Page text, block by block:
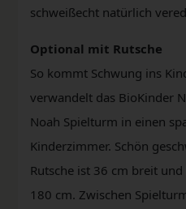
schweißecht natürlich
Optional mit Rutsche
So kommt Schwung ins
verwandelt das BioKinder
Noah Spielturm in einen
Kinderzimmer. Schön
Rutsche ist 36 cm breit
180 cm. Zwischen